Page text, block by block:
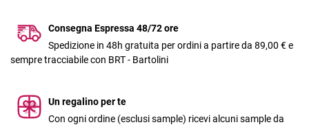
Consegna Espressa 48/72 ore
Spedizione in 48h gratuita per ordini a partire da 89,00 € e
sempre tracciabile con BRT - Bartolini
Un regalino per te
Con ogni ordine (esclusi sample) ricevi alcuni sample da